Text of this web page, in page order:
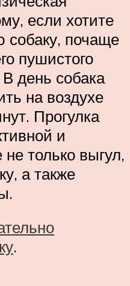
если хотите
собаку, почаще
пушистого
день собака
на воздухе
Прогулка
и
не только выгул,
а также
.